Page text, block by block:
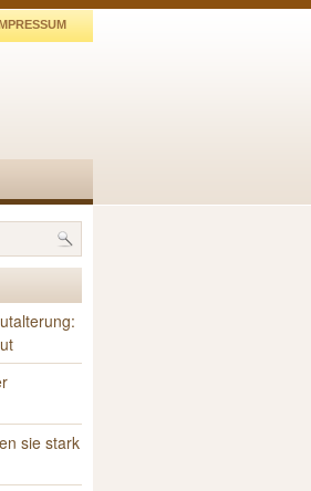
sie stark